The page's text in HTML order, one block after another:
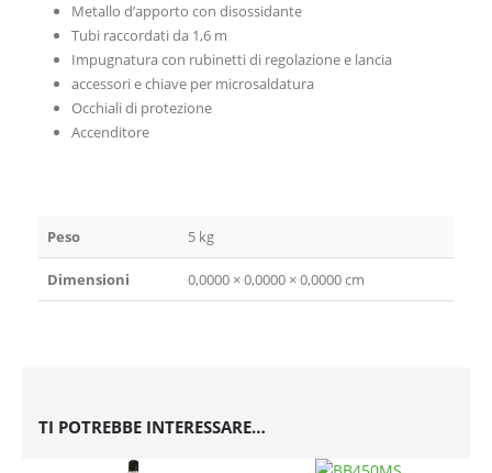
Metallo d’apporto con disossidante
Tubi raccordati da 1,6 m
Impugnatura con rubinetti di regolazione e lancia
accessori e chiave per microsaldatura
Occhiali di protezione
Accenditore
Peso 5 kg
Dimensioni 0,0000 × 0,0000 × 0,0000 cm
TI POTREBBE INTERESSARE…